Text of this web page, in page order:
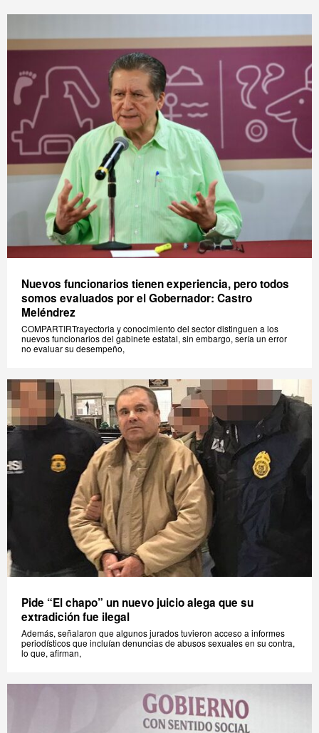
Nuevos funcionarios tienen experiencia, pero todos
somos evaluados por el Gobernador: Castro
Meléndrez
COMPARTIRTrayectoria y conocimiento del sector distinguen a los
nuevos funcionarios del gabinete estatal, sin embargo, sería un error
no evaluar su desempeño,
Pide “El chapo” un nuevo juicio alega que su
extradición fue ilegal
Además, señalaron que algunos jurados tuvieron acceso a informes
periodísticos que incluían denuncias de abusos sexuales en su contra,
lo que, afirman,